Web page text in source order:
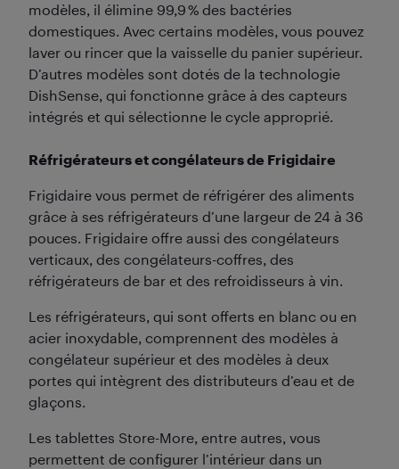
modèles, il élimine 99,9 % des bactéries
domestiques. Avec certains modèles, vous pouvez
laver ou rincer que la vaisselle du panier supérieur.
D’autres modèles sont dotés de la technologie
DishSense, qui fonctionne grâce à des capteurs
intégrés et qui sélectionne le cycle approprié.
Réfrigérateurs et congélateurs de Frigidaire
Frigidaire vous permet de réfrigérer des aliments
grâce à ses réfrigérateurs d’une largeur de 24 à 36
pouces. Frigidaire offre aussi des congélateurs
verticaux, des congélateurs-coffres, des
réfrigérateurs de bar et des refroidisseurs à vin.
Les réfrigérateurs, qui sont offerts en blanc ou en
acier inoxydable, comprennent des modèles à
congélateur supérieur et des modèles à deux
portes qui intègrent des distributeurs d’eau et de
glaçons.
Les tablettes Store-More, entre autres, vous
permettent de configurer l’intérieur dans un